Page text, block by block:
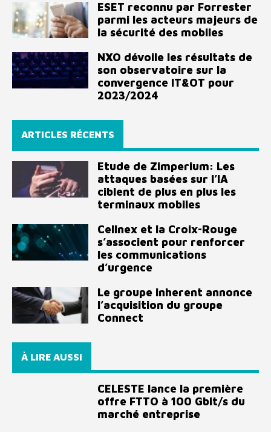
ESET reconnu par Forrester
parmi les acteurs majeurs de
la sécurité des mobiles
NXO dévoile les résultats de
son observatoire sur la
convergence IT&OT pour
2023/2024
ARTICLES RÉCENTS
Etude de Zimperium: Les
attaques basées sur l’IA
ciblent de plus en plus les
terminaux mobiles
Cellnex et la Croix-Rouge
s’associent pour renforcer
les communications
d’urgence
Le groupe inherent annonce
l’acquisition du groupe
Connect
À LIRE AUSSI
CELESTE lance la première
offre FTTO à 100 Gbit/s du
marché entreprise